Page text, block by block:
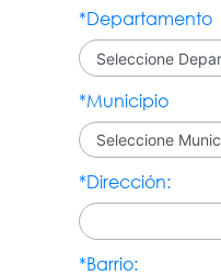
*Departamento
*Municipio
*Dirección:
*Barrio: